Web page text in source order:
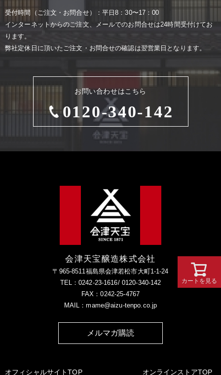
お問い合わせはこちら
0120-340-142
受付時間（ご注⽂・お問合せ）：平⽇8：30〜17：00
インターネットからのご注⽂、メールでのお問合せは24時間受付けてお
ります。
弊社定休⽇に頂いたご注⽂・お問合せの確認は翌営業⽇となります。
会津天宝醸造株式会社
〒965-8511福島県会津若松市大町1-1-24
TEL：0242-23-1616/ 0120-340-142
FAX：0242-25-4767
MAIL：mame@aizu-tenpo.co.jp
メルマガ購読
オフィシャルサイトTOP オンラインストアTOP
カートを見る